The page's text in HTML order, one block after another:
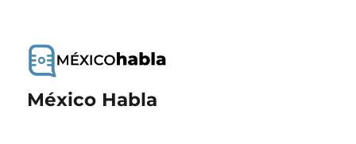
México Habla